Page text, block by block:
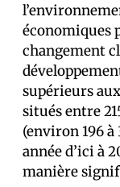
économiques
changement
supérieurs
situés entre
(environ 196 à
année d’ici à
manière